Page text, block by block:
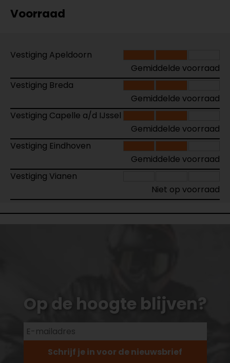
Voorraad
Vestiging Apeldoorn
Gemiddelde voorraad
Vestiging Breda
Gemiddelde voorraad
Vestiging Capelle a/d IJssel
Gemiddelde voorraad
Vestiging Eindhoven
Gemiddelde voorraad
Vestiging Vianen
Niet op voorraad
Op de hoogte blijven?
Schrijf je in voor de nieuwsbrief